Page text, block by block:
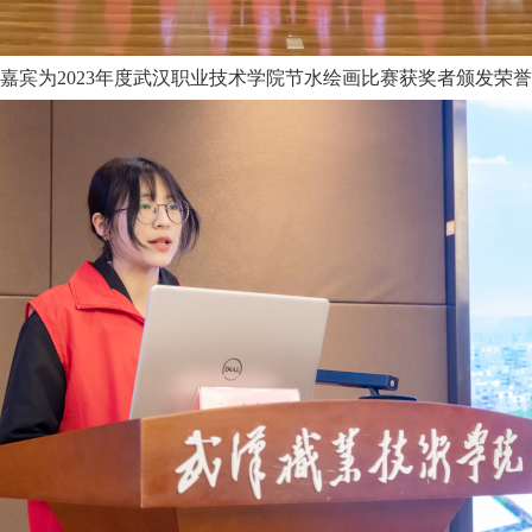
宾为2023年度武汉职业技术学院节水绘画比赛获奖者颁发荣